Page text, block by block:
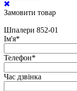
Замовити товар
Шпалери 852-01
Ім'я*
Телефон*
Час дзвінка